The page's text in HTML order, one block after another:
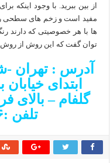
از بین ببرید. با وجود اینکه
مفید است و زخم های سطحی
ها با هر خصوصیتی که دارند
توان گفت که این روش از
آدرس : تهران -
ابتدای
گلفام – بالای
تلفن :۰۲۱۴۴۷۱۰۲۳۶